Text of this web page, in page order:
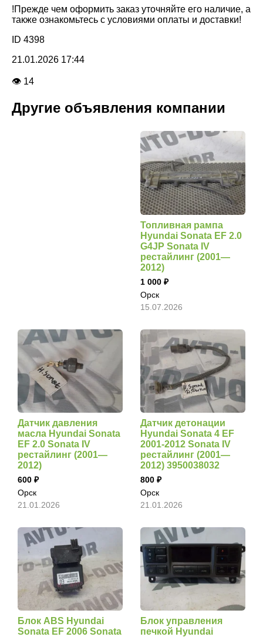
!Прежде чем оформить заказ уточняйте его наличие, а
также ознакомьтесь с условиями оплаты и доставки!
ID 4398
21.01.2026 17:44
👁 14
Другие объявления компании
Топливная рампа
Hyundai Sonata EF 2.0
G4JP Sonata IV
рестайлинг (2001—
2012)
1 000
Орск
15.07.2026
Датчик давления
масла Hyundai Sonata
EF 2.0 Sonata IV
рестайлинг (2001—
2012)
600
Орск
21.01.2026
Датчик детонации
Hyundai Sonata 4 EF
2001-2012 Sonata IV
рестайлинг (2001—
2012) 3950038032
800
Орск
21.01.2026
Блок ABS Hyundai
Sonata EF 2006 Sonata
Блок управления
печкой Hyundai